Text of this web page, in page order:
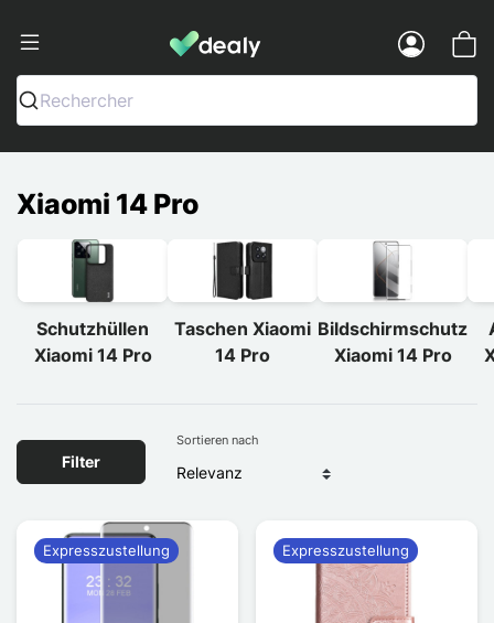
Dealy - Hüllen und Zubehör für
Rechercher
Xiaomi 14 Pro
Schutzhüllen
Xiaomi 14 Pro
Taschen Xiaomi
14 Pro
Bildschirmschutz
Xiaomi 14 Pro
Filter
Sortieren nach
Expresszustellung Expresszustellung